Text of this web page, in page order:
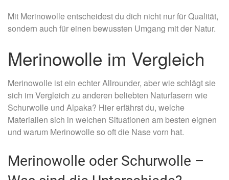
Mit Merinowolle entscheidest du dich nicht nur für Qualität,
sondern auch für einen bewussten Umgang mit der Natur.
Merinowolle im Vergleich
Merinowolle ist ein echter Allrounder, aber wie schlägt sie
sich im Vergleich zu anderen beliebten Naturfasern wie
Schurwolle und Alpaka? Hier erfährst du, welche
Materialien sich in welchen Situationen am besten eignen
und warum Merinowolle so oft die Nase vorn hat.
Merinowolle oder Schurwolle –